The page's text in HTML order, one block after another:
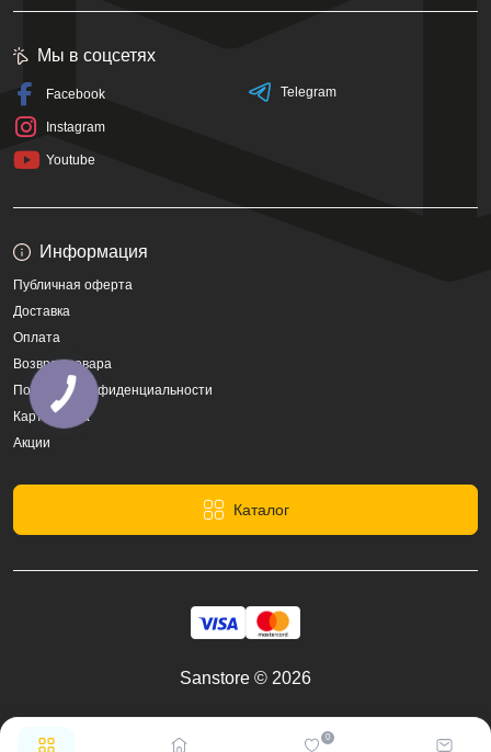
0
Информация
Публичная оферта
Доставка
Оплата
Возврат товара
Политика конфиденциальности
Карта сайта
Акции
Каталог
Мы в соцсетях
Facebook
Instagram
Youtube
Telegram
Sanstore © 2026